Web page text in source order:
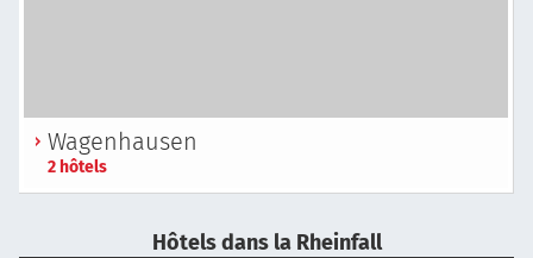
Wagenhausen
2 hôtels
Hôtels dans la Rheinfall